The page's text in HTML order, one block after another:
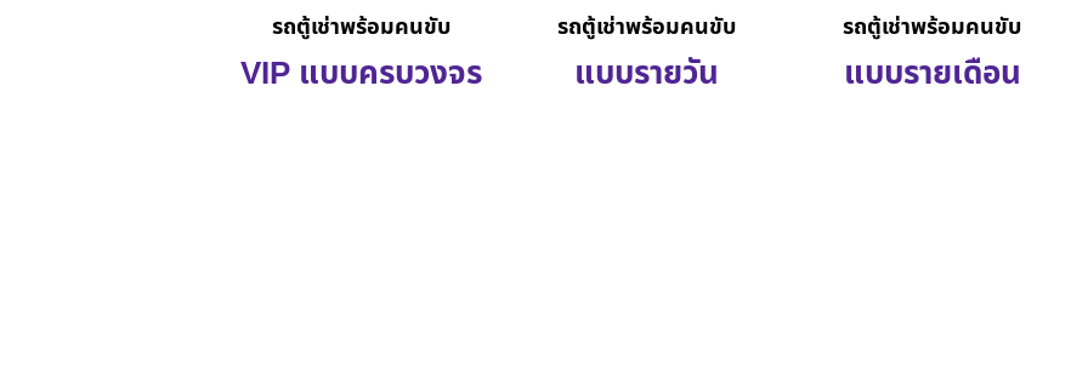
รถตู้เช่าพร้อมคนขับ
VIP แบบครบวงจร
รถตู้เช่าพร้อมคนขับ
แบบรายวัน
รถตู้เช่าพร้อมคนขับ
แบบรายเดือน